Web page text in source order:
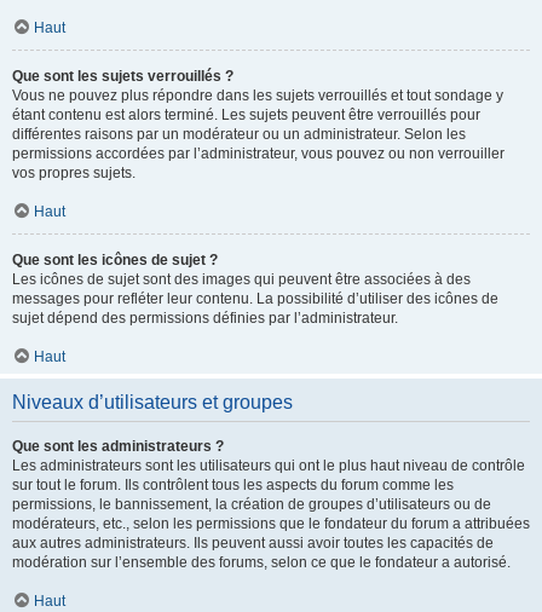
Haut
Que sont les sujets verrouillés ?
Vous ne pouvez plus répondre dans les sujets verrouillés et tout sondage y
étant contenu est alors terminé. Les sujets peuvent être verrouillés pour
différentes raisons par un modérateur ou un administrateur. Selon les
permissions accordées par l’administrateur, vous pouvez ou non verrouiller
vos propres sujets.
Haut
Que sont les icônes de sujet ?
Les icônes de sujet sont des images qui peuvent être associées à des
messages pour refléter leur contenu. La possibilité d’utiliser des icônes de
sujet dépend des permissions définies par l’administrateur.
Haut
Niveaux d’utilisateurs et groupes
Que sont les administrateurs ?
Les administrateurs sont les utilisateurs qui ont le plus haut niveau de contrôle
sur tout le forum. Ils contrôlent tous les aspects du forum comme les
permissions, le bannissement, la création de groupes d’utilisateurs ou de
modérateurs, etc., selon les permissions que le fondateur du forum a attribuées
aux autres administrateurs. Ils peuvent aussi avoir toutes les capacités de
modération sur l’ensemble des forums, selon ce que le fondateur a autorisé.
Haut